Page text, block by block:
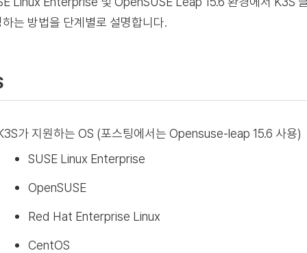
는 방법을 단계별로 설명합니다.
가 지원하는 OS (포스팅에서는 Opensuse-leap 15.6 사용)
SUSE Linux Enterprise
OpenSUSE
Red Hat Enterprise Linux
CentOS